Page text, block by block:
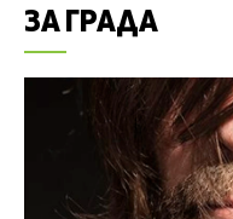
ЗА ГРАДА